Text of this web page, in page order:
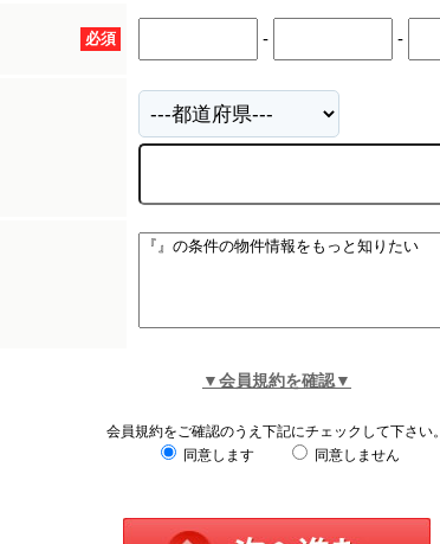
必須 - -
▼会員規約を確認▼
会員規約をご確認のうえ下記にチェックして下さい。
同意します
同意しません